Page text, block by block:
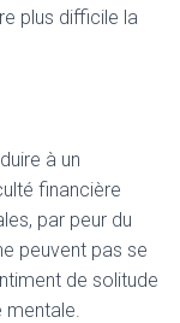
plus difficile la
à un
financière
par peur du
peuvent pas se
de solitude
mentale.